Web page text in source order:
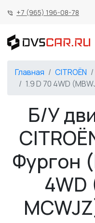
+7 (965) 196-08-78
Главная CITROËN
1.9 D 70 4WD
Б/У
Фургон
4WD